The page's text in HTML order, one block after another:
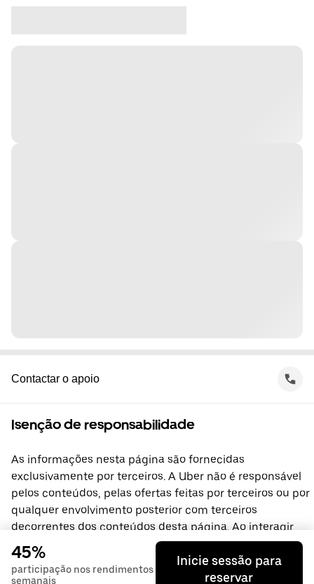
Contactar o apoio
Isenção de responsabilidade
As informações nesta página são fornecidas
exclusivamente por terceiros. A Uber não é responsável
pelos conteúdos, pelas ofertas feitas por terceiros ou por
qualquer envolvimento posterior com terceiros
decorrentes dos conteúdos desta página. Ao interagir
com terceiros, celebra diretamente um acordo com os
mesmos, do qual a Uber não é parte. Se tiver alguma
dúvida, contacte diretamente os terceiros.
45%
participação nos rendimentos
semanais
Inicie sessão para
reservar